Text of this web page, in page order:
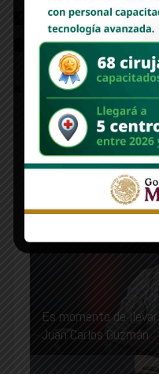
Entrevistas 787 Principales
Hector Almada Acosta 1
RECOMMENDED FOR YOU
Es momento de
Juan Carlos Guzmán